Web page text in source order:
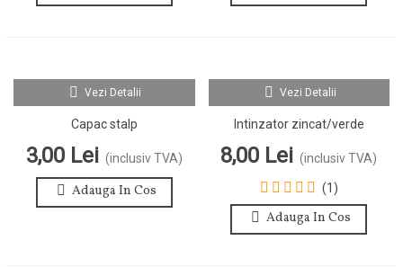
Vezi Detalii
Capac stalp
3,00 Lei (inclusiv TVA)
Adauga In Cos
Vezi Detalii
Intinzator zincat/verde
8,00 Lei (inclusiv TVA)
(1)
Adauga In Cos